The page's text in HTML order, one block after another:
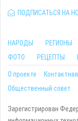
ПОДПИСАТЬСЯ НА
НАРОДЫ РЕГИОНЫ
ФОТО
РЕЦЕПТЫ
О проекте
Общественный совет
Зарегистрирован